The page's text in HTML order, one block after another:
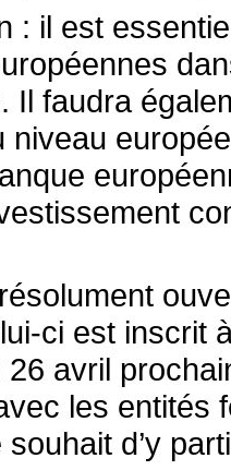
: il est
Il faudra
niveau
ci est inscrit
avril
les entités
d’y